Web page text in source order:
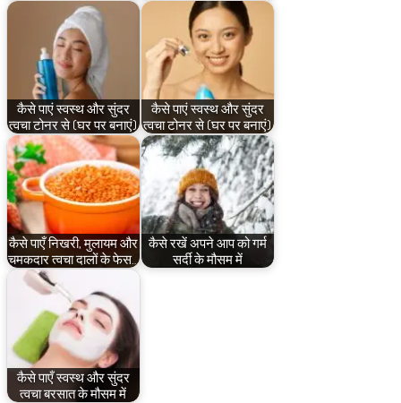
कैसे पाएं स्वस्थ और सुंदर
त्वचा टोनर से (घर पर बनाएं)
कैसे पाएं स्वस्थ और सुंदर
त्वचा टोनर से (घर पर बनाएं)
कैसे पाएँ निखरी, मुलायम और
चमकदार त्वचा दालों के फेस…
कैसे रखें अपने आप को गर्म
सर्दी के मौसम में
कैसे पाएँ स्वस्थ और सुंदर
त्वचा बरसात के मौसम में